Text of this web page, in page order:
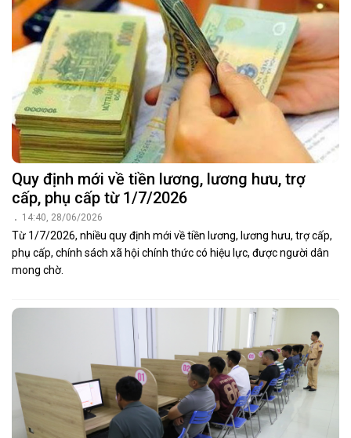
Quy định mới về tiền lương, lương hưu, trợ
cấp, phụ cấp từ 1/7/2026
14:40, 28/06/2026
Từ 1/7/2026, nhiều quy định mới về tiền lương, lương hưu, trợ cấp,
phụ cấp, chính sách xã hội chính thức có hiệu lực, được người dân
mong chờ.